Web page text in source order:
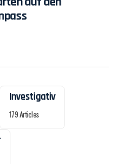
Investigativ
179 Articles